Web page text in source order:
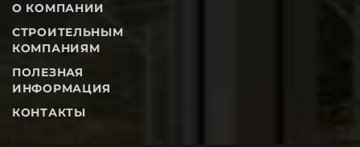
О КОМПАНИИ
СТРОИТЕЛЬНЫМ
КОМПАНИЯМ
ПОЛЕЗНАЯ
ИНФОРМАЦИЯ
КОНТАКТЫ